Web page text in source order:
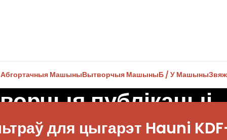
Абгортачныя МашыныВытворчыя МашыныБ / У Машыны
публікацыі
для цыгарэт Hauni